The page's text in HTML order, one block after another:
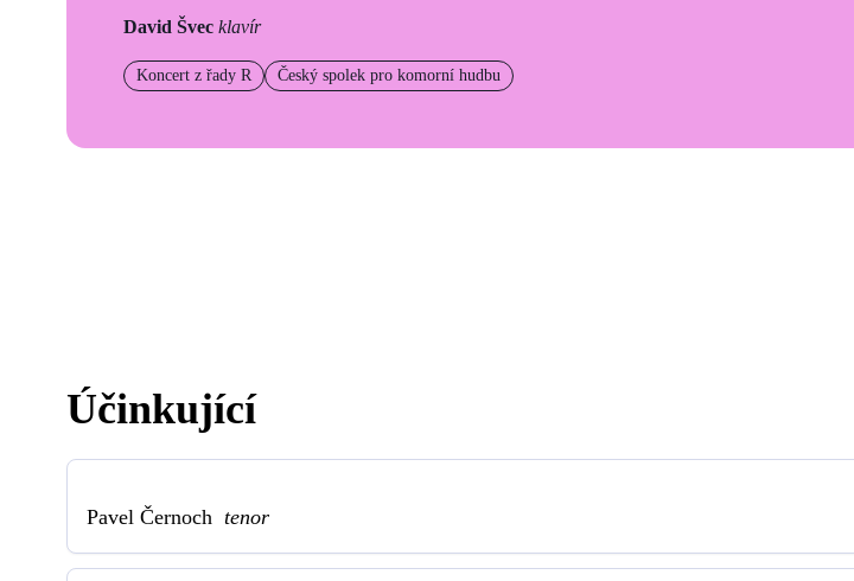
David Švec klavír
Koncert z řady R Český spolek pro komorní hudbu
Účinkující
Pavel Černoch tenor